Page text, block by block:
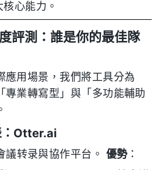
心能力。
評測：誰是你的最佳隊
應用場景，我們將工具分為
專業轉寫型」與「多功能輔助
：Otter.ai
議转录與協作平台。 優勢：